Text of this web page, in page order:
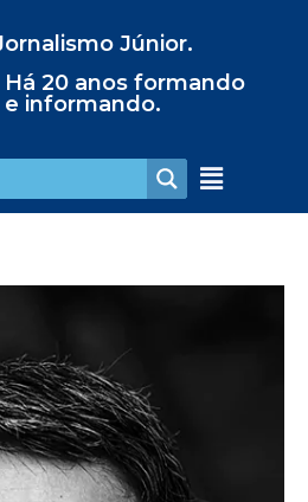
Júnior.
Há 20 anos formando
e informando.